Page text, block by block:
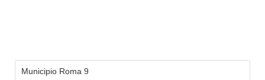
Municipio Roma 9